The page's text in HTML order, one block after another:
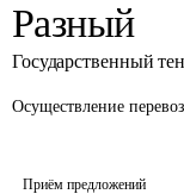
Разный
Государственный
Осуществление
Приём предложений